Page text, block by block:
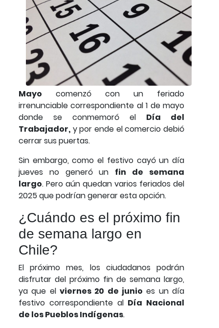
Mayo comenzó con un feriado
irrenunciable correspondiente al 1 de mayo
donde se conmemoró el Día del
Trabajador, y por ende el comercio debió
cerrar sus puertas.
Sin embargo, como el festivo cayó un día
jueves no generó un fin de semana
largo. Pero aún quedan varios feriados del
2025 que podrían generar esta opción.
¿Cuándo es el próximo fin
de semana largo en
Chile?
El próximo mes, los ciudadanos podrán
disfrutar del próximo fin de semana largo,
ya que el viernes 20 de junio es un día
festivo correspondiente al Día Nacional
de los Pueblos Indígenas.